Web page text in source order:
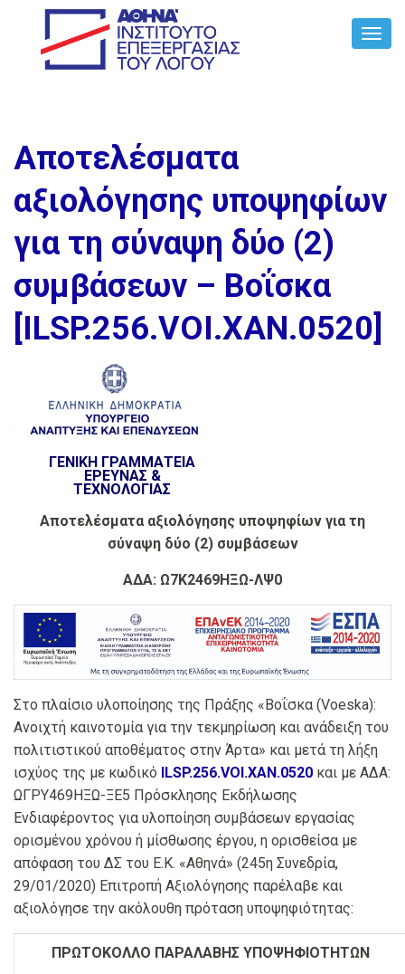
Αποτελέσματα
αξιολόγησης υποψηφίων
για τη σύναψη δύο (2)
συμβάσεων – Βοΐσκα
[ILSP.256.VOI.ΧΑΝ.0520]
ΓΕΝΙΚΗ ΓΡΑΜΜΑΤΕΙΑ
ΕΡΕΥΝΑΣ &
ΤΕΧΝΟΛΟΓΙΑΣ
Αποτελέσματα αξιολόγησης υποψηφίων για τη
σύναψη δύο (2) συμβάσεων
ΑΔΑ: Ω7Κ2469ΗΞΩ-ΛΨ0
Στο πλαίσιο υλοποίησης της Πράξης «Βοΐσκα (Voeska):
Ανοιχτή καινοτομία για την τεκμηρίωση και ανάδειξη του
πολιτιστικού αποθέματος στην Άρτα» και μετά τη λήξη
ισχύος της με κωδικό
ILSP.256.VOI.ΧΑΝ.0520 και με ΑΔΑ:
ΩΓΡΥ469ΗΞΩ-ΞΕ5 Πρόσκλησης Εκδήλωσης
Ενδιαφέροντος για υλοποίηση συμβάσεων εργασίας
ορισμένου χρόνου ή μίσθωσης έργου, η ορισθείσα με
απόφαση του ΔΣ του Ε.Κ. «Αθηνά» (245η Συνεδρία,
29/01/2020) Επιτροπή Αξιολόγησης παρέλαβε και
αξιολόγησε την ακόλουθη πρόταση υποψηφιότητας:
ΠΡΩΤΟΚΟΛΛΟ ΠΑΡΑΛΑΒΗΣ ΥΠΟΨΗΦΙΟΤΗΤΩΝ